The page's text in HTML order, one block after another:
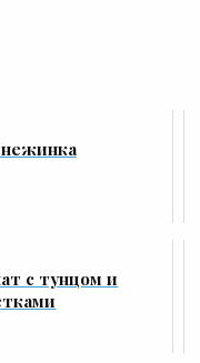
с тунцом и